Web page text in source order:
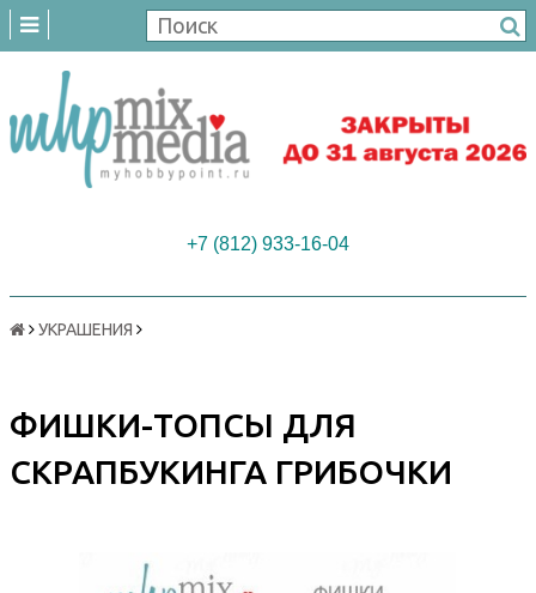
+7 (812) 933-16-04
УКРАШЕНИЯ
ФИШКИ-ТОПСЫ ДЛЯ
СКРАПБУКИНГА ГРИБОЧКИ